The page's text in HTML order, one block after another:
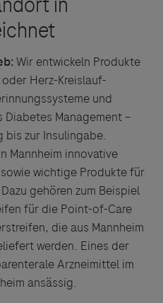
Wir entwickeln Produkte
Herz-Kreislauf-
und
Management –
bis zur Insulingabe.
Mannheim innovative
wichtige Produkte für
gehören zum Beispiel
für die Point-of-Care
die aus Mannheim
werden. Eines der
Arzneimittel im
ansässig.